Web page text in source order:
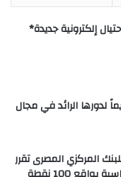
إلكترونية جديدة*
لدورها الرائد في مجال
المركزي المصرى تقرر